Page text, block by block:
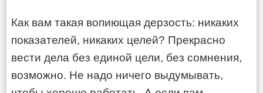
Как вам такая вопиющая дерзость: никаких
показателей, никаких целей? Прекрасно
вести дела без единой цели, без сомнения,
возможно. Не надо ничего выдумывать,